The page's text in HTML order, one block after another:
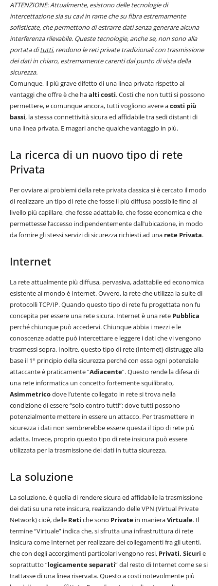
ATTENZIONE: Attualmente, esistono delle tecnologie di
intercettazione sia su cavi in rame che su fibra estremamente
sofisticate, che permettono di estrarre dati senza generare alcuna
interferenza rilevabile. Queste tecnologie, anche se, non sono alla
portata ditutti, rendono le reti private tradizionali con trasmissione
dei dati in chiaro, estremamente carenti dal punto di vista della
sicurezza.
Comunque, il più grave difetto di una linea privata rispetto ai
vantaggi che offre è che haalti costi. Costi che non tutti si possono
permettere, e comunque ancora, tutti vogliono avere acosti più
bassi, la stessa connettività sicura ed affidabile tra sedi distanti di
una linea privata. E magari anche qualche vantaggio in più.
La ricerca di un nuovo tipo di rete
Privata
Per ovviare ai problemi della rete privata classica si è cercato il modo
di realizzare un tipo di rete che fosse il più diffusa possibile fino al
livello più capillare, che fosse adattabile, che fosse economica e che
permettesse l’accesso indipendentemente dall’ubicazione, in modo
da fornire gli stessi servizi di sicurezza richiesti ad una rete Privata.
Internet
La rete attualmente più diffusa, pervasiva, adattabile ed economica
esistente al mondo è Internet. Ovvero, la rete che utilizza la suite di
protocolli TCP/IP. Quando questo tipo di rete fu progettata non fu
concepita per essere una rete sicura. Internet è una rete Pubblica
perché chiunque può accedervi. Chiunque abbia i mezzi e le
conoscenze adatte può intercettare e leggere i dati che vi vengono
trasmessi sopra. Inoltre, questo tipo di rete (Internet) distrugge alla
base il 1° principio della sicurezza perché con essa ogni potenziale
attaccante è praticamente “Adiacente”. Questo rende la difesa di
una rete informatica un concetto fortemente squilibrato,
Asimmetricodove l’utente collegato in rete si trova nella
condizione di essere “solo contro tutti”; dove tutti possono
potenzialmente mettere in essere un attacco. Per trasmettere in
sicurezza i dati non sembrerebbe essere questa il tipo di rete più
adatta. Invece, proprio questo tipo di rete insicura può essere
utilizzata per la trasmissione dei dati in tutta sicurezza.
La soluzione
La soluzione, è quella di rendere sicura ed affidabile la trasmissione
dei dati su una rete insicura, realizzando delle VPN (Virtual Private
Network) cioè, delle Reti che sono Private in manieraVirtuale. Il
termine “Virtuale” indica che, si sfrutta una infrastruttura di rete
insicura come Internet per realizzare dei collegamenti fra gli utenti,
che con degli accorgimenti particolari vengono resi, Privati, Sicuri e
soprattutto “logicamente separati” dal resto di Internet come se si
trattasse di una linea riservata. Questo a costi notevolmente più